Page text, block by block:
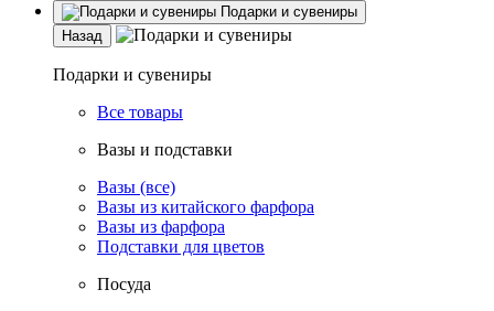
Подарки и сувениры
Назад
Подарки и сувениры
Все товары
Вазы и подставки
Вазы (все)
Вазы из китайского фарфора
Вазы из фарфора
Подставки для цветов
Посуда